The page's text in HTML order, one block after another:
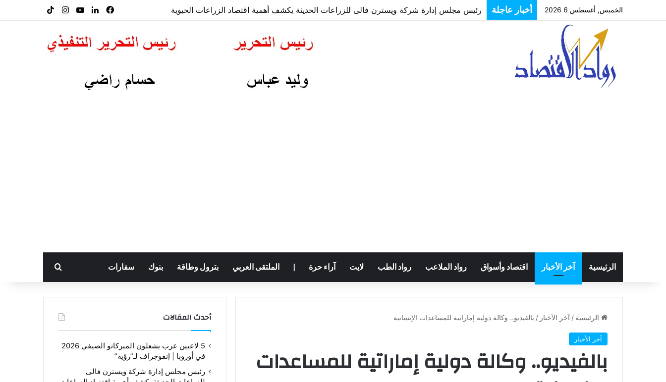
الخميس, أغسطس 6 2026 أخبار عاجلة
فيسبوكلينكدإن‫YouTube
انستقرام
الرئيسية آخر الأخبار اقتصاد وأسواق رواد الملاعب رواد الطب لايت آراء حرة الملتقى العربي بترول وطاقة بنوك سفارات بحث عن
الرئيسية / آخر الأخبار / بالفيديو.. وكالة دولية إماراتية للمساعدات الإنسانية
آخر الأخبار
بالفيديو.. وكالة دولية إماراتية للمساعدات
أحدث المقالات
5 لاعبين عرب يشعلون الميركاتو الصيفي 2026
في أوروبا | إنفوجراف لـ”رؤية”
رئيس مجلس إدارة شركة ويسترن فالى